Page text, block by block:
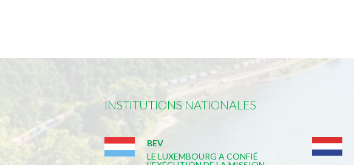
INSTITUTIONS NATIONALES
BEV
LE LUXEMBOURG A CONFIÉ